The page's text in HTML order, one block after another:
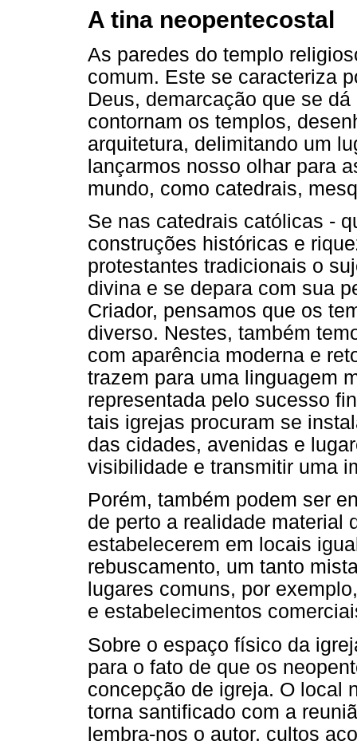
A tina neopentecostal
As paredes do templo
comum. Este se caracteriza
Deus, demarcação que se
contornam os templos,
arquitetura, delimitando um
lançarmos nosso olhar para
mundo, como catedrais,
Se nas catedrais católicas -
construções históricas e
protestantes tradicionais o
divina e se depara com sua
Criador, pensamos que os
diverso. Nestes, também
com aparência moderna e
trazem para uma linguagem
representada pelo sucesso
tais igrejas procuram se
das cidades, avenidas e
visibilidade e transmitir uma
Porém, também podem ser
de perto a realidade material
estabelecerem em locais
rebuscamento, um tanto
lugares comuns, por
e estabelecimentos
Sobre o espaço físico da
para o fato de que os
concepção de igreja. O local
torna santificado com a
lembra-nos o autor, cultos